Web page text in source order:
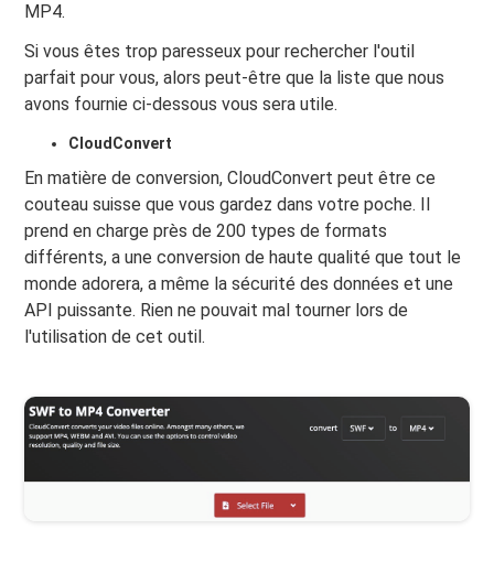
MP4.
Si vous êtes trop paresseux pour rechercher l'outil
parfait pour vous, alors peut-être que la liste que nous
avons fournie ci-dessous vous sera utile.
CloudConvert
En matière de conversion, CloudConvert peut être ce
couteau suisse que vous gardez dans votre poche. Il
prend en charge près de 200 types de formats
différents, a une conversion de haute qualité que tout le
monde adorera, a même la sécurité des données et une
API puissante. Rien ne pouvait mal tourner lors de
l'utilisation de cet outil.